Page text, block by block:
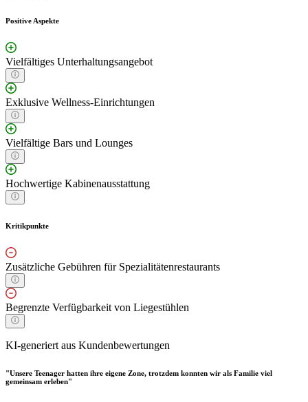
Positive Aspekte
Vielfältiges Unterhaltungsangebot
Exklusive Wellness-Einrichtungen
Vielfältige Bars und Lounges
Hochwertige Kabinenausstattung
Kritikpunkte
Zusätzliche Gebühren für Spezialitätenrestaurants
Begrenzte Verfügbarkeit von Liegestühlen
KI-generiert aus Kundenbewertungen
"Unsere Teenager hatten ihre eigene Zone, trotzdem konnten wir als Familie viel
gemeinsam erleben"